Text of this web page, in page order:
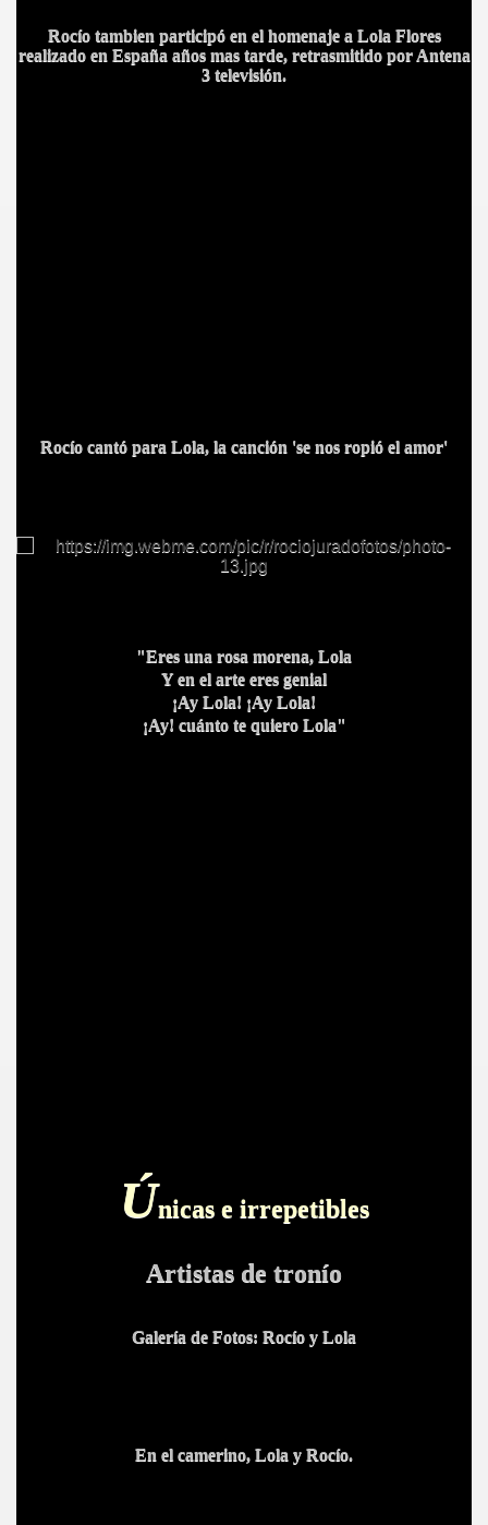
Rocío tambien participó en el homenaje a Lola Flores
realizado en España años mas tarde, retrasmitido por Antena
3 televisión.
Rocío cantó para Lola, la canción 'se nos ropió el amor'
"Eres una rosa morena, Lola
Y en el arte eres genial
¡Ay Lola! ¡Ay Lola!
¡Ay! cuánto te quiero Lola"
Únicas e irrepetibles
Artistas de tronío
Galería de Fotos: Rocío y Lola
En el camerino, Lola y Rocío.